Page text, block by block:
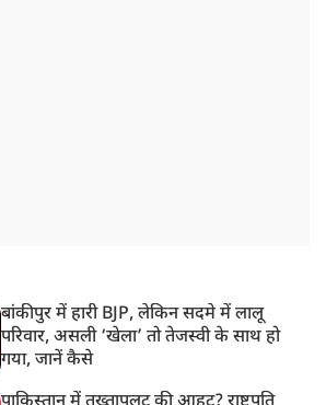
बांकीपुर में हारी BJP, लेकिन सदमे में लालू
परिवार, असली ‘खेला’ तो तेजस्वी के साथ हो
गया, जानें कैसे